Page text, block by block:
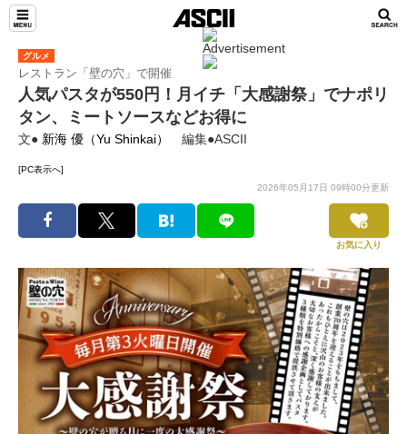
グルメ
レストラン「壁の穴」で開催
人気パスタが550円！月イチ「大感謝祭」でナポリ
タン、ミートソースなどお得に
文● 新海 優（Yu Shinkai） 編集●ASCII
[PC表示へ]
2026年05月17日 09時00分更新
お気に入り